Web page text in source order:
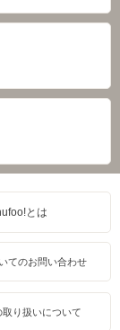
とは
てのお問い合わせ
り扱いについて